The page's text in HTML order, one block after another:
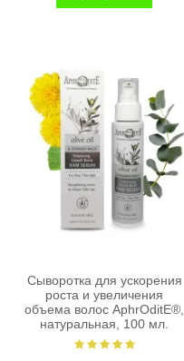
Сыворотка для ускорения
роста и увеличения
объема волос AphrOditE®,
натуральная, 100 мл.